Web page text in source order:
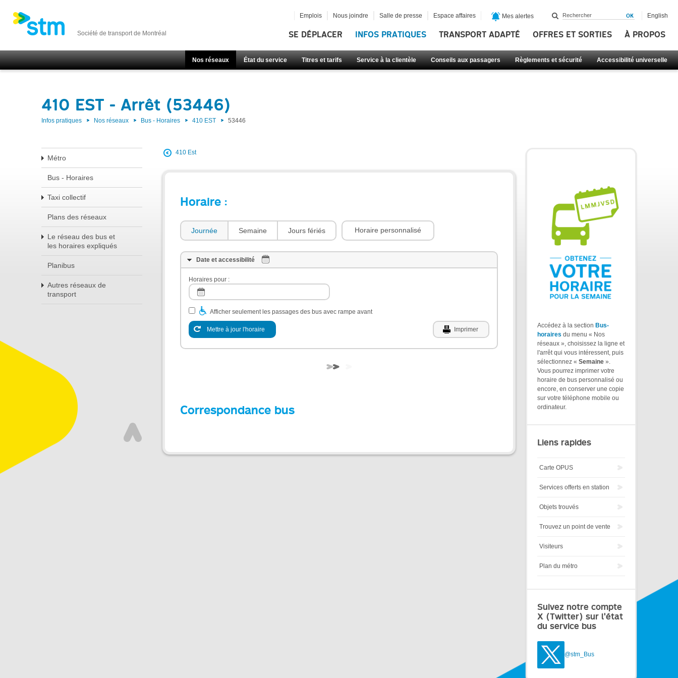
Société de transport de Montréal SE DÉPLACER INFOS PRATIQUES TRANSPORT ADAPTÉ OFFRES ET SORTIES À PROPOS
Nos réseaux État du service Titres et tarifs Service à la clientèle Conseils aux passagers Règlements et sécurité Accessibilité universelle
Emplois Nous joindre Salle de presse Espace affaires Mes alertes English
410 EST - Arrêt (53446)
Infos pratiques Nos réseaux Bus - Horaires 410 EST 53446
Métro
Bus - Horaires
Taxi collectif
Plans des réseaux
Le réseau des bus et
les horaires expliqués
Planibus
Autres réseaux de
transport
410 Est
Horaire :
Journée Semaine Jours fériés Horaire personnalisé
Date et accessibilité
Horaires pour :
Afficher seulement les passages des bus avec rampe avant
Mettre à jour l'horaire Imprimer
Correspondance bus
Accédez à la section Bus-
horaires du menu « Nos
réseaux », choisissez la ligne et
l'arrêt qui vous intéressent, puis
sélectionnez « Semaine ».
Vous pourrez imprimer votre
horaire de bus personnalisé ou
encore, en conserver une copie
sur votre téléphone mobile ou
ordinateur.
Liens rapides
Carte OPUS
Services offerts en station
Objets trouvés
Trouvez un point de vente
Visiteurs
Plan du métro
Suivez notre compte
X (Twitter) sur l'état
du service bus
@stm_Bus